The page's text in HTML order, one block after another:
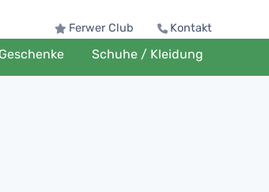
Ferwer Club Kontakt
Geschenke Schuhe / Kleidung